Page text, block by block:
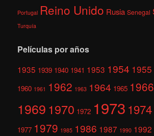
Portugal Reino Unido Rusia Senegal
Turquía
Películas por años
1935 1939 1940 1941 1953 1954 1955
1960 1961 1962 1963 1964 1965 1966
1969 1970 1972 1973 1974
1977 1979 1985 1986 1987 1990 1992